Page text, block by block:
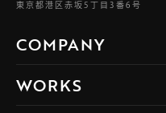
東京都港区赤坂5丁目3番6号
COMPANY
WORKS